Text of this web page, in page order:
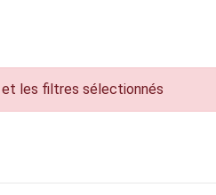
et les filtres sélectionnés